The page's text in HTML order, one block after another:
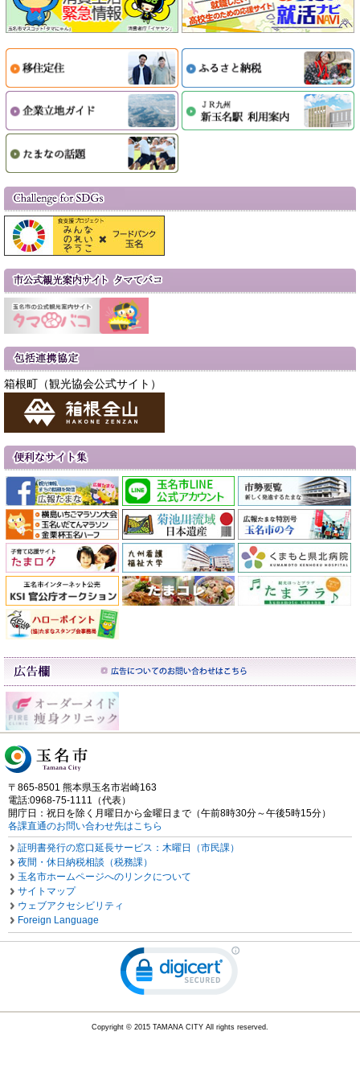
箱根町（観光協会公式サイト）
〒865-8501 熊本県玉名市岩崎163
電話:0968-75-1111（代表）
開庁日：祝日を除く月曜日から金曜日まで（午前8時30分～午後5時15分）
各課直通のお問い合わせ先はこちら
証明書発行の窓口延長サービス：木曜日（市民課）
夜間・休日納税相談（税務課）
玉名市ホームページへのリンクについて
サイトマップ
ウェブアクセシビリティ
Foreign Language
Copyright © 2015 TAMANA CITY All rights reserved.